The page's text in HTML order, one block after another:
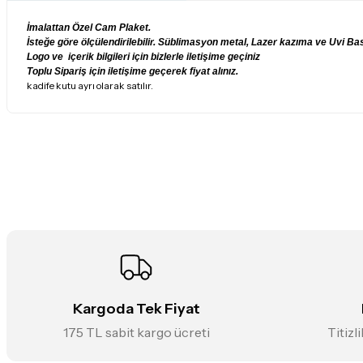
İmalattan Özel Cam Plaket.
İsteğe göre ölçülendirilebilir. Süblimasyon metal, Lazer kazıma ve Uvi
Logo ve içerik bilgileri için bizlerle iletişime geçiniz
Toplu Sipariş için iletişime geçerek fiyat alınız.
kadife kutu ayrı olarak satılır.
Ürün fiyatı diğer sitelerden daha pahalı.
Kargoda Tek Fiyat
175 TL sabit kargo ücreti